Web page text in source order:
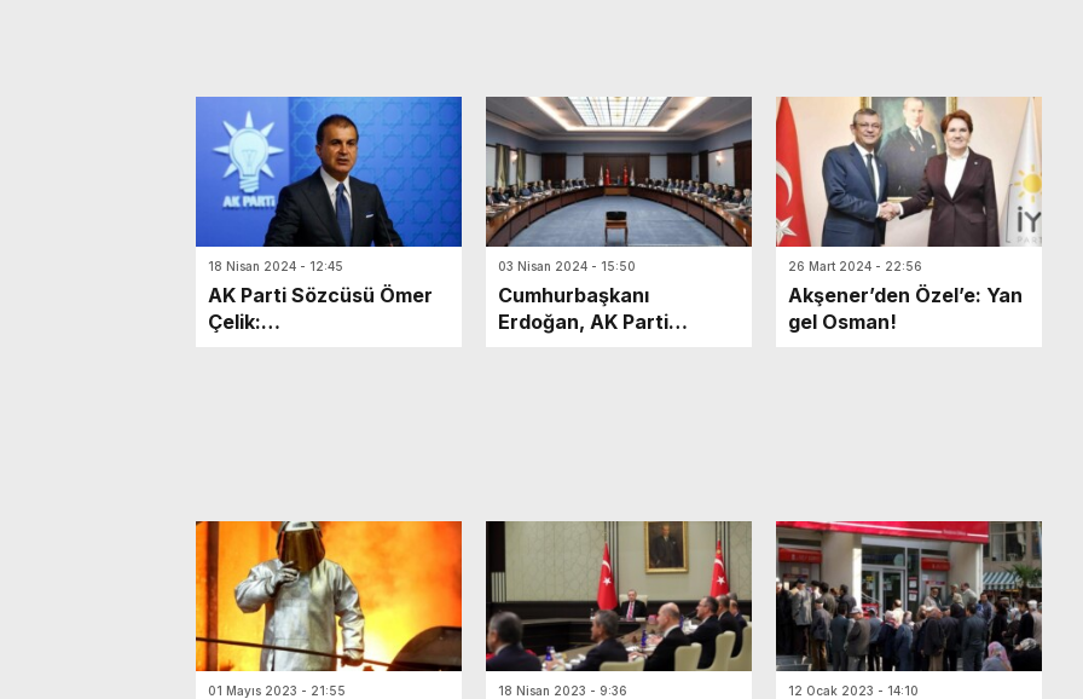
18 Nisan 2024 - 12:45
AK Parti Sözcüsü Ömer
Çelik:
03 Nisan 2024 - 15:50
Cumhurbaşkanı
Erdoğan, AK Parti
26 Mart 2024 - 22:56
Akşener’den Özel’e: Yan
gel Osman!
01 Mayıs 2023 - 21:55 18 Nisan 2023 - 9:36 12 Ocak 2023 - 14:10